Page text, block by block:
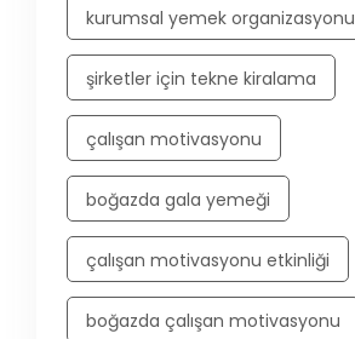
kurumsal yemek organizasyonu
şirketler için tekne kiralama
çalışan motivasyonu
boğazda gala yemeği
çalışan motivasyonu etkinliği
boğazda çalışan motivasyonu